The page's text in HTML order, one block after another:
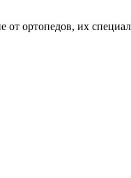
ортопедов, их